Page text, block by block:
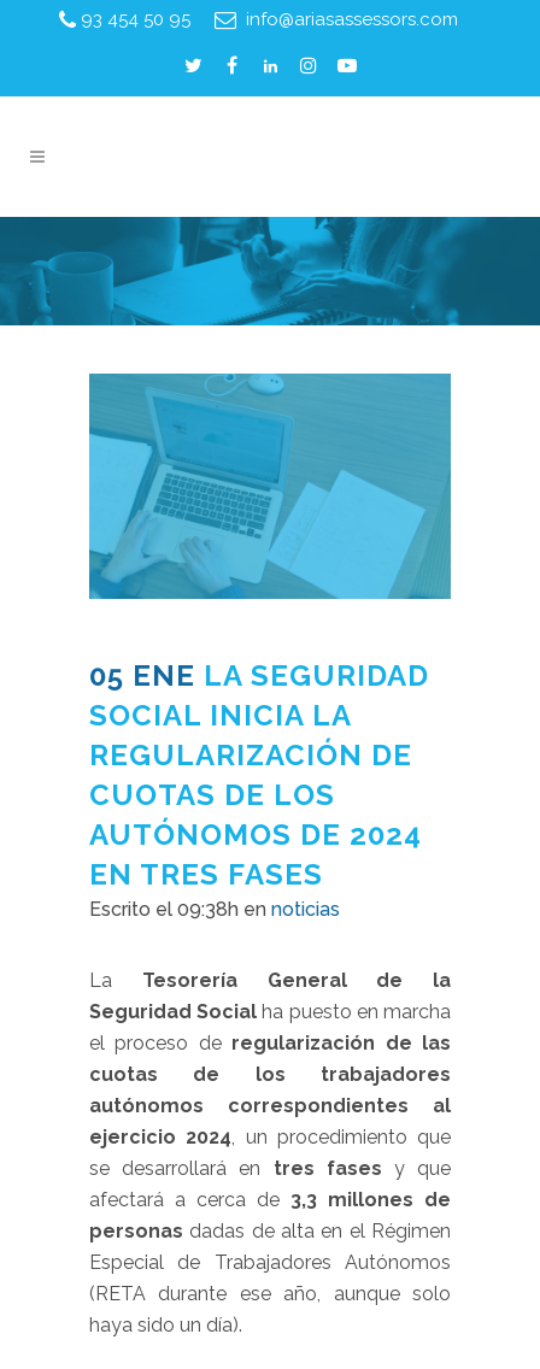
93 454 50 95 info@ariasassessors.com
05 ENE LA SEGURIDAD
SOCIAL INICIA LA
REGULARIZACIÓN DE
CUOTAS DE LOS
AUTÓNOMOS DE 2024
EN TRES FASES
Escrito el 09:38h en noticias
La Tesorería General de la
Seguridad Social ha puesto en marcha
el proceso de regularización de las
cuotas de los trabajadores
autónomos correspondientes al
ejercicio 2024, un procedimiento que
se desarrollará en tres fases y que
afectará a cerca de 3,3 millones de
personas dadas de alta en el Régimen
Especial de Trabajadores Autónomos
(RETA durante ese año, aunque solo
haya sido un día).